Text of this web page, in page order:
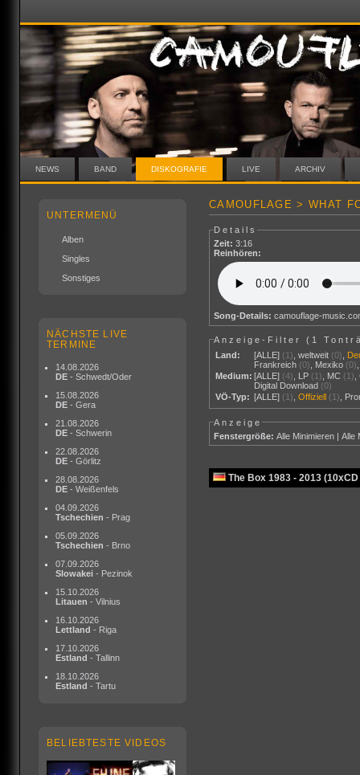
NEWS BAND DISKOGRAFIE LIVE ARCHIV
UNTERMENÜ
Alben
Singles
Sonstiges
NÄCHSTE LIVE
TERMINE
14.08.2026
DE - Schwedt/Oder
15.08.2026
DE - Gera
21.08.2026
DE - Schwerin
22.08.2026
DE - Görlitz
28.08.2026
DE - Weißenfels
04.09.2026
Tschechien - Prag
05.09.2026
Tschechien - Brno
07.09.2026
Slowakei - Pezinok
15.10.2026
Litauen - Vilnius
16.10.2026
Lettland - Riga
17.10.2026
Estland - Tallinn
18.10.2026
Estland - Tartu
BELIEBTESTE VIDEOS
CAMOUFLAGE > WHAT
Details
Zeit: 3:16
Reinhören:
Song-Details: camouflage-
Anzeige-Filter ( 1
Land:
[ALLE] (1) ,weltweit (0)
Frankreich (0) Mexiko (0)
Medium: [ALLE] (4) LP (1) MC (1) ,
Digital Download (0)
VÖ-Typ: [ALLE] (1) ,Offiziell (1)
Anzeige
Fenstergröße: Alle Minimieren |Alle
The Box 1983 - 2013